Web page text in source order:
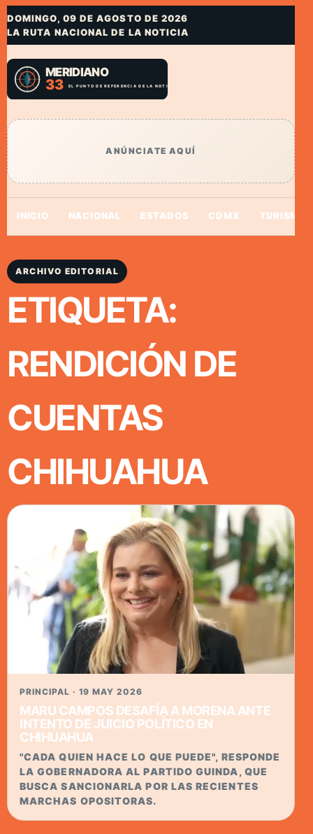
DOMINGO, 09 DE AGOSTO DE 2026
LA RUTA NACIONAL DE LA NOTICIA
ANÚNCIATE AQUÍ
INICIO NACIONAL ESTADOS CDMX TURISMO
ARCHIVO EDITORIAL
ETIQUETA:
RENDICIÓN DE
CUENTAS
CHIHUAHUA
PRINCIPAL · 19 MAY 2026
MARU CAMPOS DESAFÍA A MORENA ANTE
INTENTO DE JUICIO POLÍTICO EN
CHIHUAHUA
"CADA QUIEN HACE LO QUE PUEDE", RESPONDE
LA GOBERNADORA AL PARTIDO GUINDA, QUE
BUSCA SANCIONARLA POR LAS RECIENTES
MARCHAS OPOSITORAS.